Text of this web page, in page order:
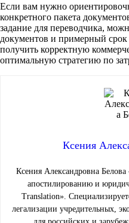
Если вам нужно
конкретного пакета
задание для переводчика,
документов и примерный
получить корректную
оптимальную стратегию по
Ксения
Ксения Александровна
апостилированию и
Translation».
легализации учредительных,